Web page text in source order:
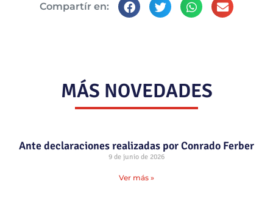
Compartír en:
MÁS NOVEDADES
Ante declaraciones realizadas por Conrado Ferber
9 de junio de 2026
Ver más »